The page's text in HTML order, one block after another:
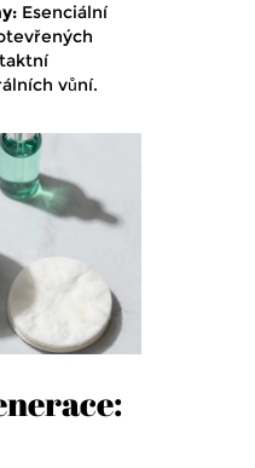
Esenciální
vůní.